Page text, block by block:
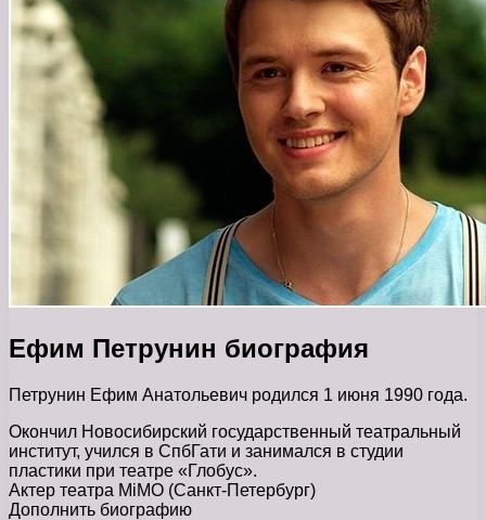
Ефим Петрунин биография
Петрунин Ефим Анатольевич родился 1 июня 1990 года.
Окончил Новосибирский государственный театральный
институт, учился в СпбГати и занимался в студии
пластики при театре «Глобус».
Актер театра MiMO (Санкт-Петербург)
Дополнить биографию